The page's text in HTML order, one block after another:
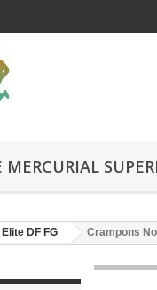
MERCURIAL
DF FG Crampons